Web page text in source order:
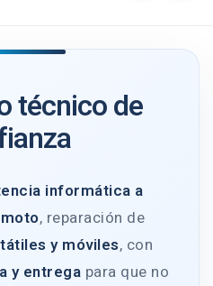
técnico de
informática a
, reparación de
y móviles, con
y entrega para que no